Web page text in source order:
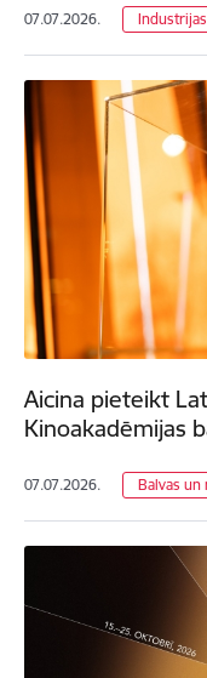
07.07.2026.
Aicina pieteikt
Kinoakadēmijas
07.07.2026. Balvas un